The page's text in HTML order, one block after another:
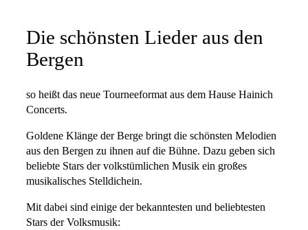
Die schönsten Lieder aus den
Bergen
so heißt das neue Tourneeformat aus dem Hause Hainich
Concerts.
Goldene Klänge der Berge bringt die schönsten Melodien
aus den Bergen zu ihnen auf die Bühne. Dazu geben sich
beliebte Stars der volkstümlichen Musik ein großes
musikalisches Stelldichein.
Mit dabei sind einige der bekanntesten und beliebtesten
Stars der Volksmusik: